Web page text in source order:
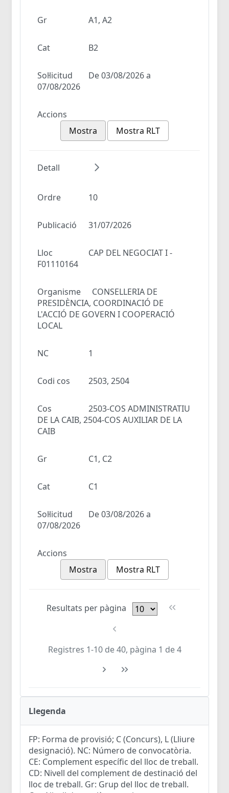
Gr A1, A2
Cat B2
Sol·licitud
De 03/08/2026 a
07/08/2026
Accions
Mostra
Mostra RLT
Detall
Ordre 10
Publicació 31/07/2026
Lloc
CAP DEL NEGOCIAT I -
F01110164
Organisme
CONSELLERIA DE
PRESIDÈNCIA, COORDINACIÓ DE
L'ACCIÓ DE GOVERN I COOPERACIÓ
LOCAL
NC 1
Codi cos 2503, 2504
Cos
2503-COS ADMINISTRATIU
DE LA CAIB, 2504-COS AUXILIAR DE LA
CAIB
Gr C1, C2
Cat C1
Sol·licitud
De 03/08/2026 a
07/08/2026
Accions
Mostra
Mostra RLT
Resultats per pàgina
Registres 1-10 de 40, pàgina 1 de 4
Llegenda
FP: Forma de provisió; C (Concurs), L (Lliure
designació). NC: Número de convocatòria.
CE: Complement específic del lloc de treball.
CD: Nivell del complement de destinació del
lloc de treball. Gr: Grup del lloc de treball.